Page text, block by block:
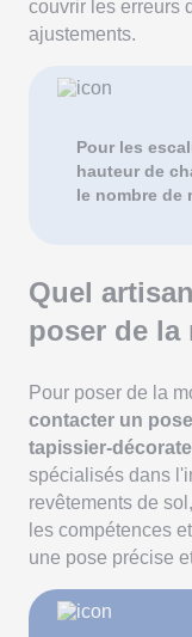
couvrir les erreurs
ajustements.
Pour les
hauteur de
le nombre de
Quel
poser de la
Pour poser de la
contacter un
tapissier-
spécialisés dans
revêtements de
les compétences
une pose précise